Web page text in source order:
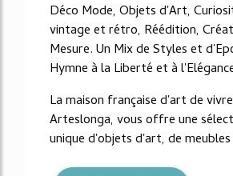
Déco Mode, Objets d'Art,
vintage et rétro, Réédition,
Mesure. Un Mix de Styles et
Hymne à la Liberté et à
La maison française d'art de
Arteslonga, vous offre une
unique d'objets d'art, de